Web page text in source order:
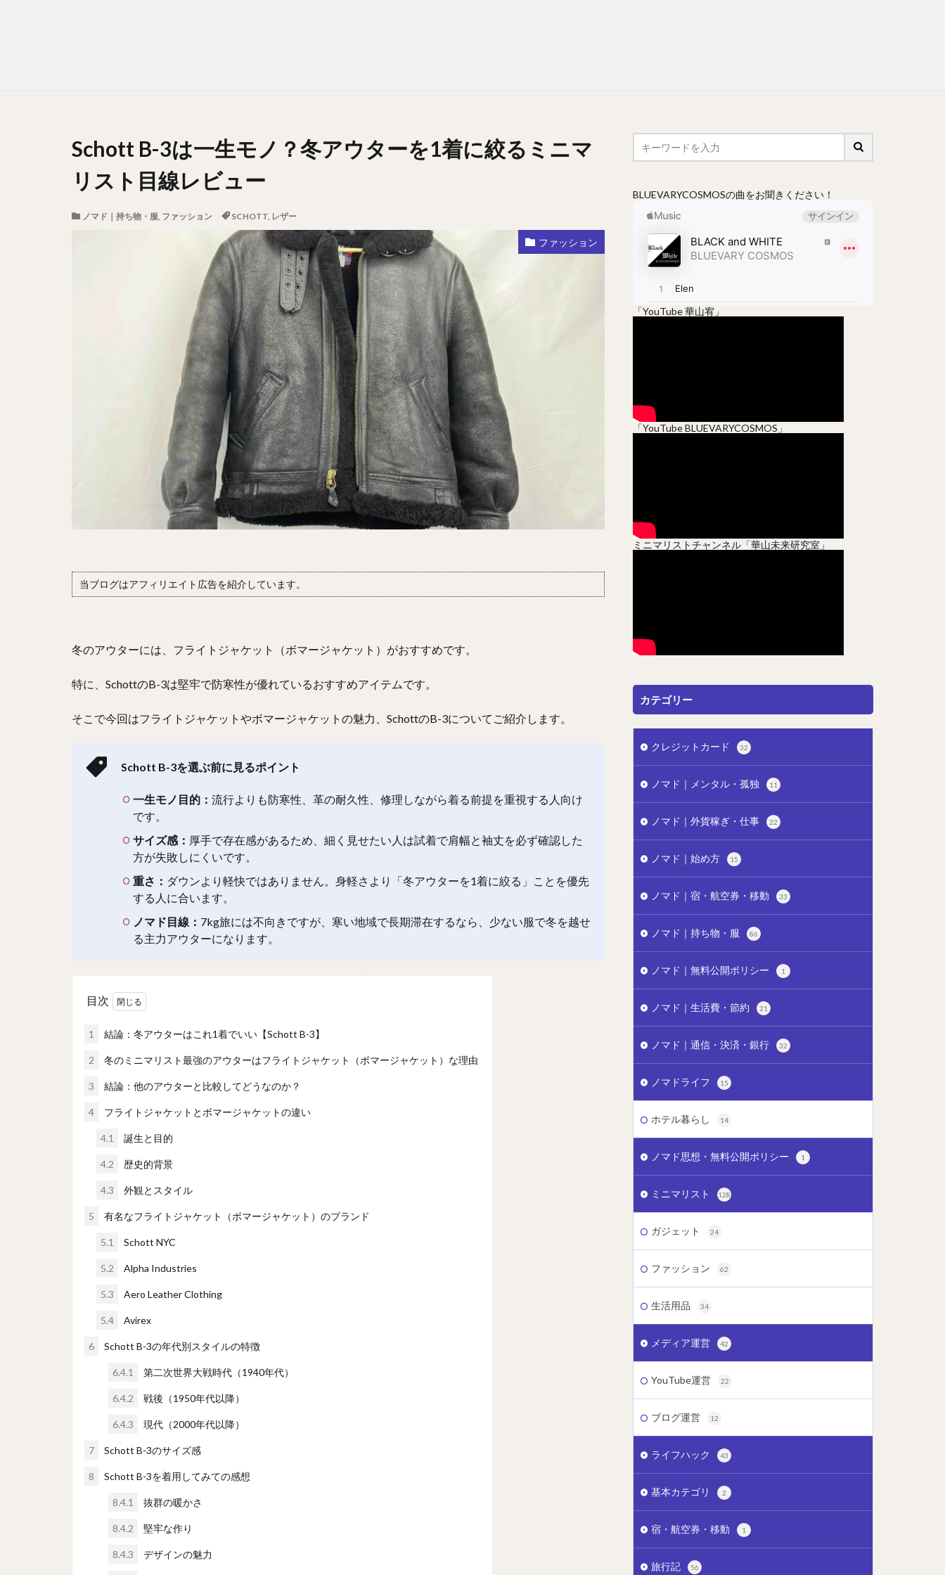
Schott B-3は一生モノ？冬アウターを1着に絞るミニマ
リスト目線レビュー
ノマド｜持ち物・服, ファッション SCHOTT, レザー
ファッション
当ブログはアフィリエイト広告を紹介しています。
冬のアウターには、フライトジャケット（ボマージャケット）がおすすめです。
特に、SchottのB-3は堅牢で防寒性が優れているおすすめアイテムです。
そこで今回はフライトジャケットやボマージャケットの魅力、SchottのB-3についてご紹介します。
Schott B-3を選ぶ前に見るポイント
一生モノ目的： 流行よりも防寒性、革の耐久性、修理しながら着る前提を重視する人向け
です。
サイズ感： 厚手で存在感があるため、細く見せたい人は試着で肩幅と袖丈を必ず確認した
方が失敗しにくいです。
重さ： ダウンより軽快ではありません。身軽さより「冬アウターを1着に絞る」ことを優先
する人に合います。
ノマド目線： 7kg旅には不向きですが、寒い地域で長期滞在するなら、少ない服で冬を越せ
る主力アウターになります。
目次
1 結論：冬アウターはこれ1着でいい【Schott B-3】
2 冬のミニマリスト最強のアウターはフライトジャケット（ボマージャケット）な理由
3 結論：他のアウターと比較してどうなのか？
4 フライトジャケットとボマージャケットの違い
4.1 誕生と目的
4.2 歴史的背景
4.3 外観とスタイル
5 有名なフライトジャケット（ボマージャケット）のブランド
5.1 Schott NYC
5.2 Alpha Industries
5.3 Aero Leather Clothing
5.4 Avirex
6 Schott B-3の年代別スタイルの特徴
6.4.1 第二次世界大戦時代（1940年代）
6.4.2 戦後（1950年代以降）
6.4.3 現代（2000年代以降）
7 Schott B-3のサイズ感
8 Schott B-3を着用してみての感想
8.4.1 抜群の暖かさ
8.4.2 堅牢な作り
8.4.3 デザインの魅力
BLUEVARYCOSMOSの曲をお聞きください！
「YouTube 華山宥」
「YouTube BLUEVARYCOSMOS」
ミニマリストチャンネル「華山未来研究室」
カテゴリー
クレジットカード 32
ノマド｜メンタル・孤独 11
ノマド｜外貨稼ぎ・仕事 22
ノマド｜始め方 15
ノマド｜宿・航空券・移動 33
ノマド｜持ち物・服 86
ノマド｜無料公開ポリシー 1
ノマド｜生活費・節約 21
ノマド｜通信・決済・銀行 32
ノマドライフ 15
ホテル暮らし 14
ノマド思想・無料公開ポリシー 1
ミニマリスト 128
ガジェット 24
ファッション 62
生活用品 34
メディア運営 42
YouTube運営 22
ブログ運営 12
ライフハック 43
基本カテゴリ 2
宿・航空券・移動 1
旅行記 56